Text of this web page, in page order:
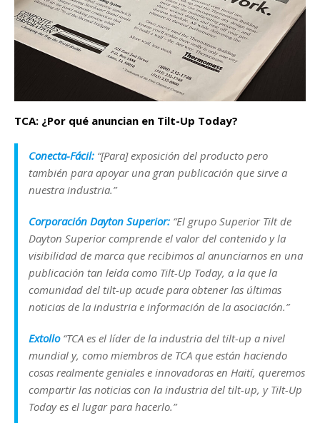
TCA: ¿Por qué anuncian en Tilt-Up Today?
Conecta-Fácil: “[Para] exposición del producto pero
también para apoyar una gran publicación que sirve a
nuestra industria.”
Corporación Dayton Superior: “El grupo Superior Tilt de
Dayton Superior comprende el valor del contenido y la
visibilidad de marca que recibimos al anunciarnos en una
publicación tan leída como Tilt-Up Today, a la que la
comunidad del tilt-up acude para obtener las últimas
noticias de la industria e información de la asociación.”
Extollo“TCA es el líder de la industria del tilt-up a nivel
mundial y, como miembros de TCA que están haciendo
cosas realmente geniales e innovadoras en Haití, queremos
compartir las noticias con la industria del tilt-up, y Tilt-Up
Today es el lugar para hacerlo.”